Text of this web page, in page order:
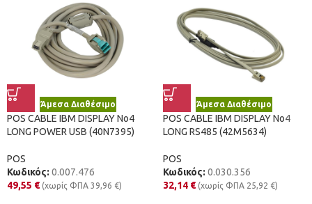
Άμεσα Διαθέσιμο
POS CABLE IBM DISPLAY No4
LONG POWER USB (40N7395)
POS
Κωδικός: 0.007.476
49,55 € (χωρίς ΦΠΑ 39,96 €)
Άμεσα Διαθέσιμο
POS CABLE IBM DISPLAY No4
LONG RS485 (42M5634)
POS
Κωδικός: 0.030.356
32,14 € (χωρίς ΦΠΑ 25,92 €)